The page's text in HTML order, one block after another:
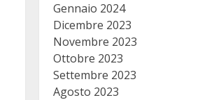
Gennaio 2024
Dicembre 2023
Novembre 2023
Ottobre 2023
Settembre 2023
Agosto 2023